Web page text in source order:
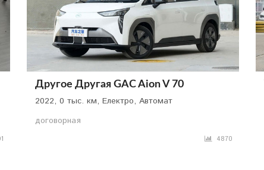
Другое Другая GAC Aion V 70
2022, 0 тыс. км, Електро, Автомат
договорная
4870